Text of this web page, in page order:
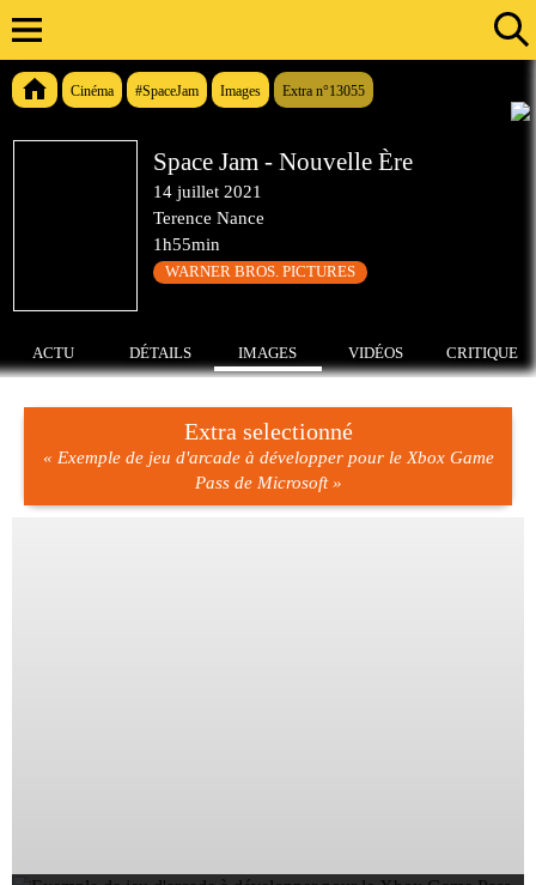
Cinéma #SpaceJam Images Extra n°13055
Space Jam - Nouvelle Ère
14 juillet 2021
Terence Nance
1h55min
WARNER BROS. PICTURES
ACTU DÉTAILS IMAGES VIDÉOS CRITIQUE
Extra selectionné
« Exemple de jeu d'arcade à développer pour le Xbox Game
Pass de Microsoft »